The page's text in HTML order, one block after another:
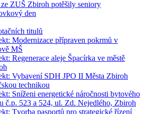
ZUŠ Zbiroh potěšily seniory
den
titulů
Modernizace přípraven pokrmů v
MŠ
Regenerace aleje Špacírka ve městě
Vybavení SDH JPO II Města Zbiroh
technikou
Sníženi energetické náročnosti bytového
č.p. 523 a 524, ul. Zd. Nejedlého, Zbiroh
Tvorba pasportů pro strategické řízení